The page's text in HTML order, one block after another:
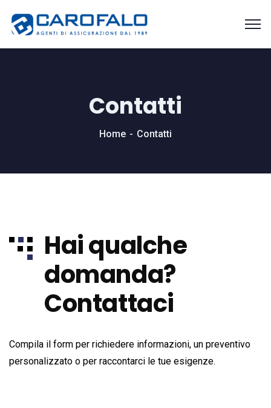
Contatti
Home Contatti
Hai qualche
domanda?
Contattaci
Compila il form per richiedere informazioni, un preventivo
personalizzato o per raccontarci le tue esigenze.